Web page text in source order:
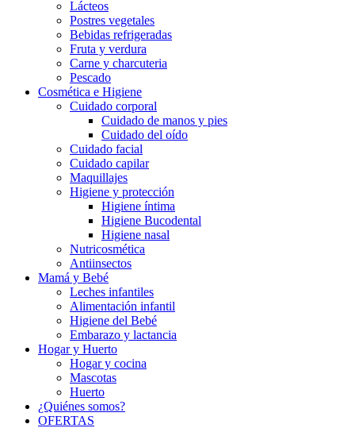
Lácteos
Postres vegetales
Bebidas refrigeradas
Fruta y verdura
Carne y charcuteria
Pescado
Cosmética e Higiene
Cuidado corporal
Cuidado de manos y pies
Cuidado del oído
Cuidado facial
Cuidado capilar
Maquillajes
Higiene y protección
Higiene íntima
Higiene Bucodental
Higiene nasal
Nutricosmética
Antiinsectos
Mamá y Bebé
Leches infantiles
Alimentación infantil
Higiene del Bebé
Embarazo y lactancia
Hogar y Huerto
Hogar y cocina
Mascotas
Huerto
¿Quiénes somos?
OFERTAS